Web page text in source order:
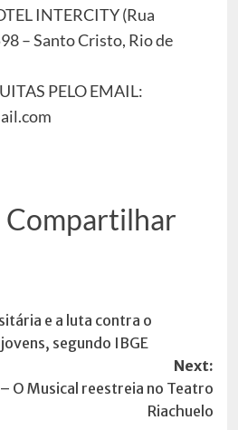
INTERCITY (Rua
– Santo Cristo, Rio de
PELO EMAIL:
Compartilhar
e a luta contra o
segundo IBGE
Next:
O Musical reestreia no Teatro
Riachuelo